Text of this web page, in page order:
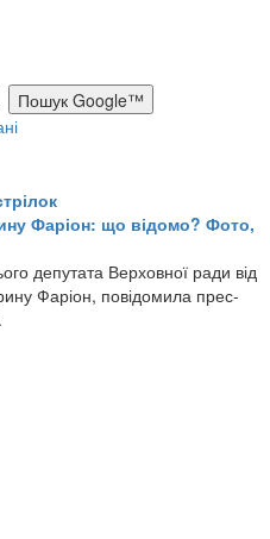
Фаріон: що відомо? Фото,
депутата Верховної ради від
Фаріон, повідомила прес-